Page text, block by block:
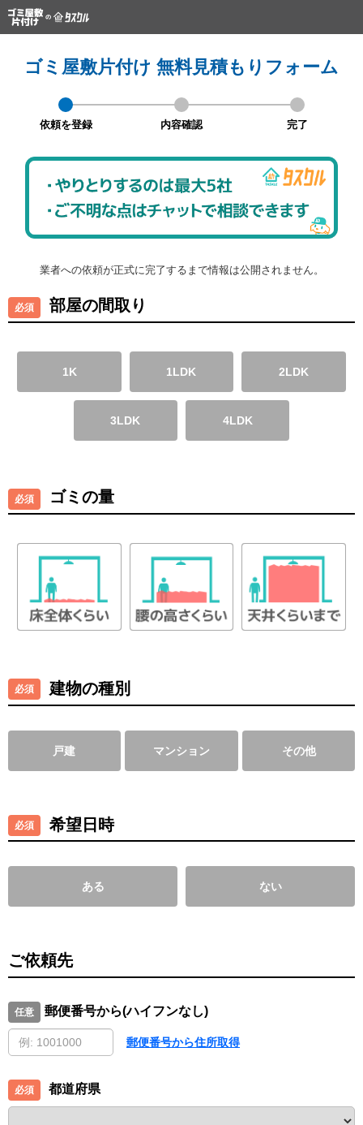
ゴミ屋敷片付け 無料見積もりフォーム
依頼を登録 内容確認 完了
業者への依頼が正式に完了するまで情報は公開されません。
部屋の間取り
1K 1LDK 2LDK
3LDK 4LDK
ゴミの量
建物の種別
戸建 マンション その他
希望日時
ある ない
ご依頼先
郵便番号から(ハイフンなし)
郵便番号から住所取得
都道府県